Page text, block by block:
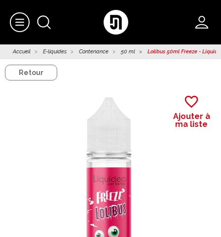
Accueil E-liquides Contenance 50 ml Lolibus 50ml Freeze -
Retour
favorite_border
Ajouter à
ma liste